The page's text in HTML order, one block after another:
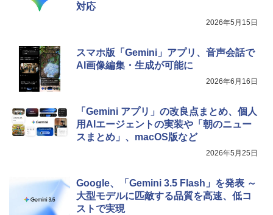
対応
2026年5月15日
スマホ版「Gemini」アプリ、音声会話で
AI画像編集・生成が可能に
2026年6月16日
「Gemini アプリ」の改良点まとめ、個人
用AIエージェントの実装や「朝のニュー
スまとめ」、macOS版など
2026年5月25日
Google、「Gemini 3.5 Flash」を発表 ～
大型モデルに匹敵する品質を高速、低コ
ストで実現